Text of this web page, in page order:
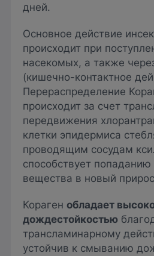
дней.
Основное действие
происходит при
насекомых, а также
(кишечно-контактное
Перераспределение
происходит за счет
передвижения
клетки эпидермиса
проводящим сосудам
способствует
вещества в новый
Кораген обладает
дождестойкостью
трансламинарному
устойчив к смыванию